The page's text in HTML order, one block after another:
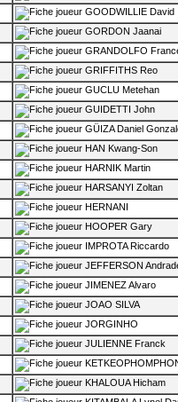
GOODWILLIE David
GORDON Jaanai
GRANDOLFO
GRIFFITHS Reo
GUCLU Metehan
GUIDETTI John
GÜIZA Daniel
HAN Kwang-Son
HARNIK Martin
HARSANYI Zoltan
HERNANI
HOOPER Gary
IMPROTA Riccardo
JEFFERSON
JIMENEZ Alvaro
JOAO SILVA
JORGINHO
JULIENNE Franck
KHALOUA Hicham